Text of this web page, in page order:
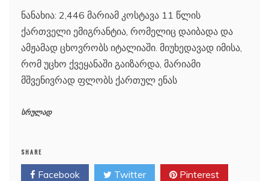
ნანახია: 2,446 მარიამ კოსტავა 11 წლის
ქართველი ემიგრანტია, რომელიც დაიბადა და
ამჟამად ცხოვრობს იტალიაში. მიუხედავად იმისა,
რომ უცხო ქვეყანაში გაიზარდა, მარიამი
მშვენივრად ფლობს ქართულ ენას
სრულად
SHARE
Facebook Twitter Pinterest